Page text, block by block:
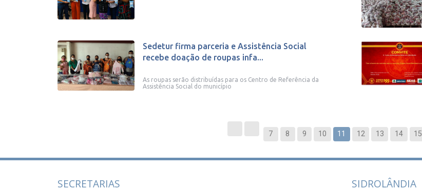
Sedetur firma parceria e Assistência Social
recebe doação de roupas infa...
As roupas serão distribuídas para os Centro de Referência da
Assistência Social do município
7 8 9 10 11 12 13 14 15
SECRETARIAS SIDROLÂNDIA